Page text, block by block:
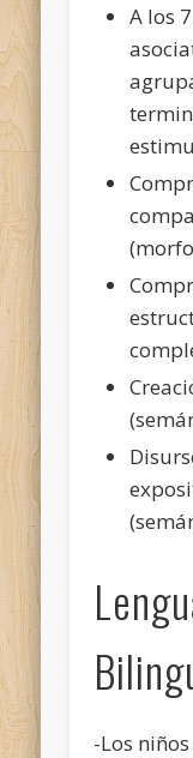
A los
-Los